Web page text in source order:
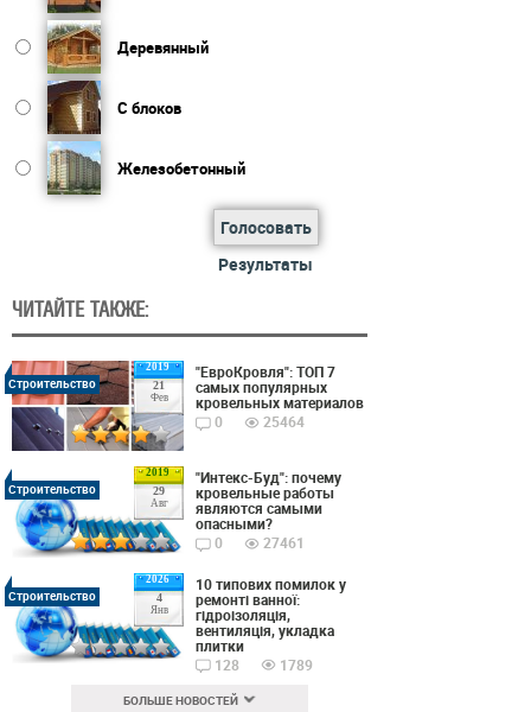
Деревянный
С блоков
Железобетонный
Голосовать
Результаты
ЧИТАЙТЕ ТАКЖЕ:
2019
21
Фев
Строительство
"ЕвроКровля": ТОП 7
самых популярных
кровельных материалов
0
25464
2019
29
Авг
Строительство
"Интекс-Буд": почему
кровельные работы
являются самыми
опасными?
0
27461
2026
4
Янв
Строительство
10 типових помилок у
ремонті ванної:
гідроізоляція,
вентиляція, укладка
плитки
128
1789
БОЛЬШЕ НОВОСТЕЙ